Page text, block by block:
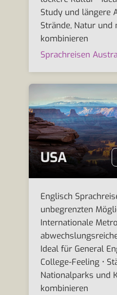
Study und längere
Strände, Natur und
kombinieren
Sprachreisen
USA
Englisch
unbegrenzten
Internationale
Ideal für General
College-Feeling •
Nationalparks und
kombinieren